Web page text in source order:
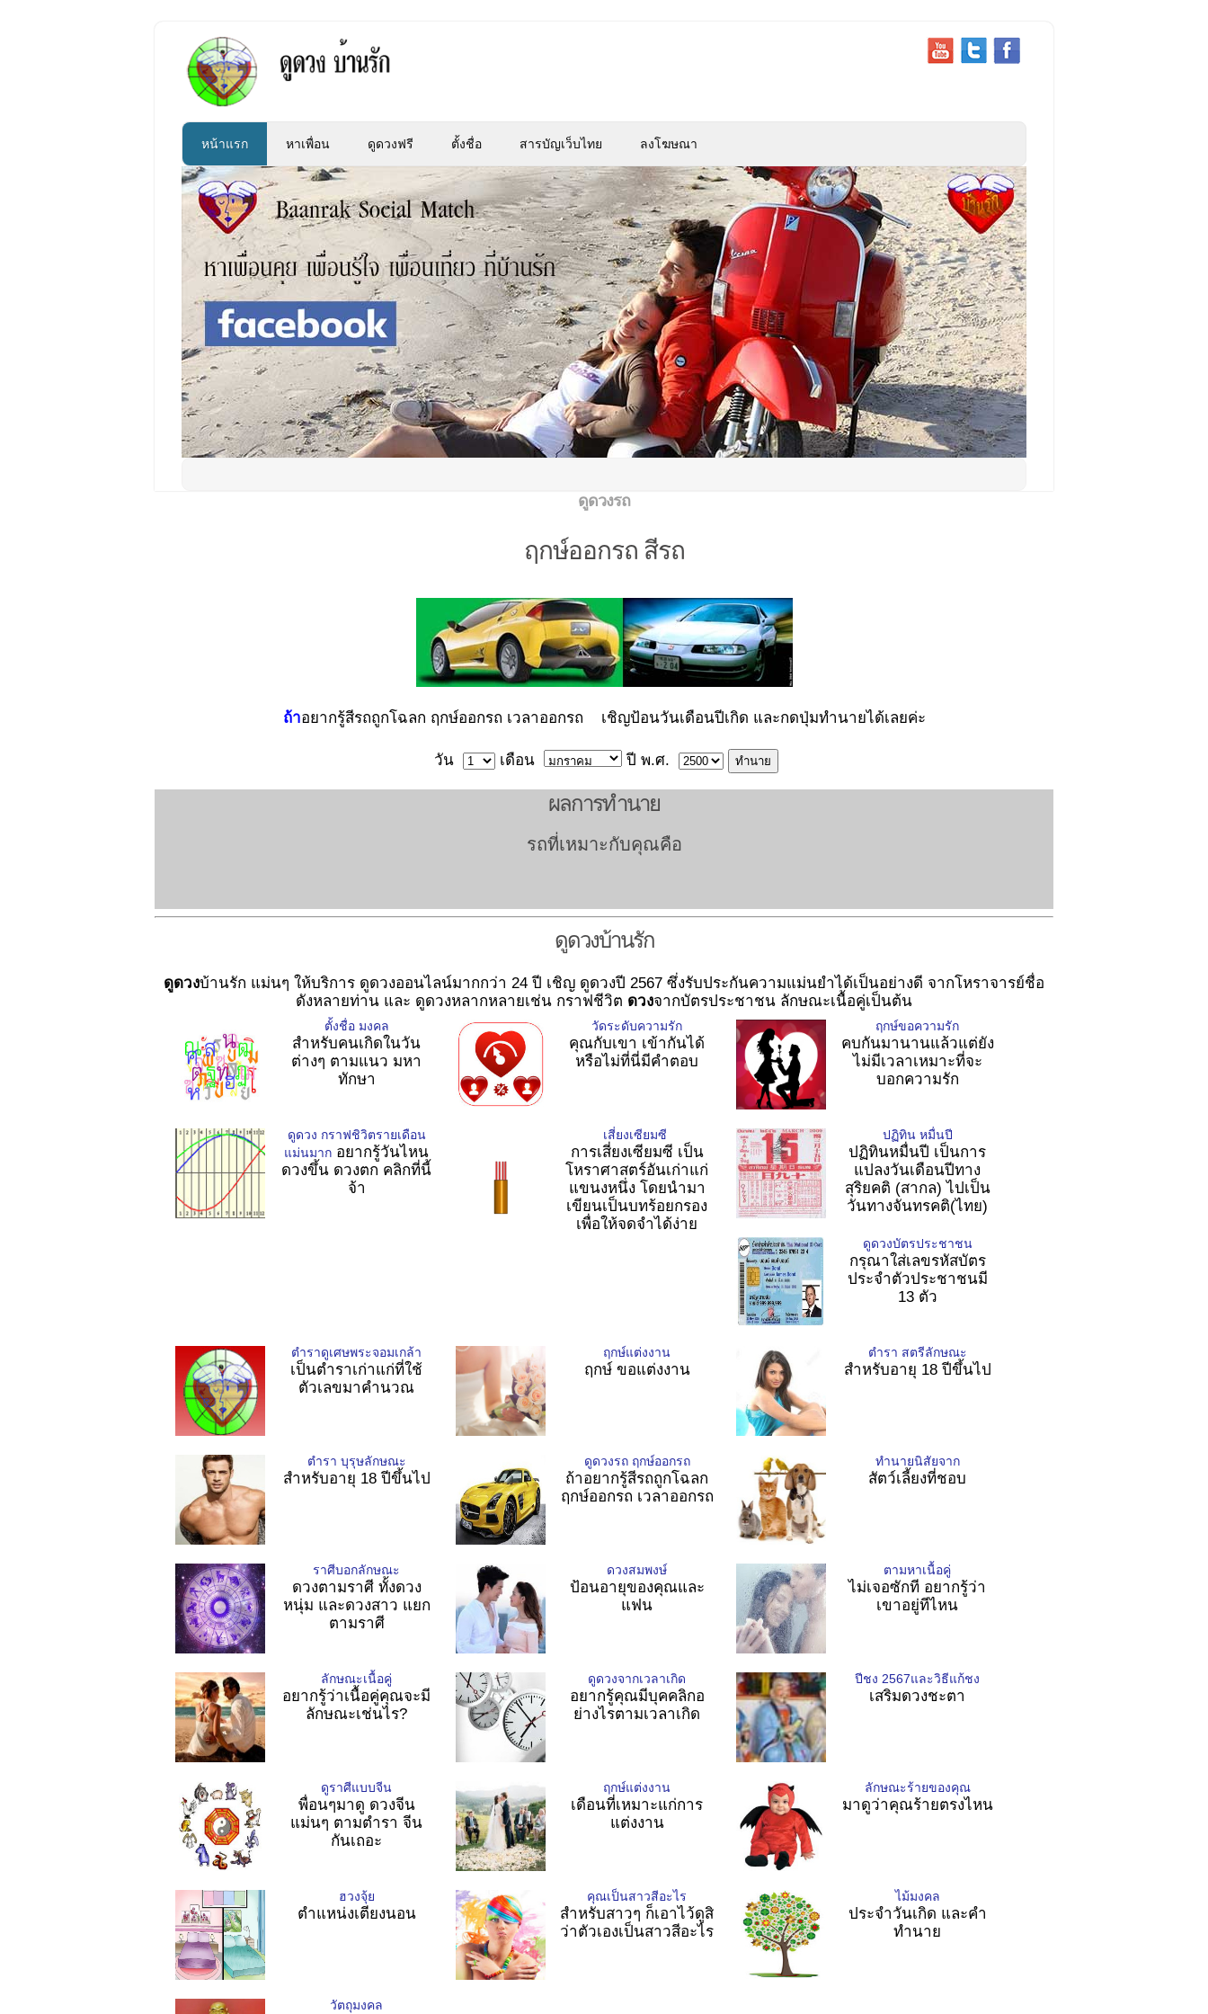
หน้าแรก หาเพื่อน
ดูดวงฟรี
ตั้งชื่อ สารบัญเว็บไทย ลงโฆษณา
ดูดวงรถ
ฤกษ์ออกรถ สีรถ
ถ้าอยากรู้สีรถถูกโฉลก ฤกษ์ออกรถ เวลาออกรถ เชิญป้อนวันเดือนปีเกิด และกดปุ่มทำนายได้เลยค่ะ
วัน เดือน ปี พ.ศ.
ผลการทำนาย
รถที่เหมาะกับคุณคือ
ดูดวงบ้านรัก
ดูดวงบ้านรัก แม่นๆ ให้บริการ ดูดวงออนไลน์มากกว่า 24 ปี เชิญ ดูดวงปี 2567 ซึ่งรับประกันความแม่นยำได้เป็นอย่างดี จากโหราจารย์ชื่อ
ดังหลายท่าน และ ดูดวงหลากหลายเช่น กราฟชีวิต ดวงจากบัตรประชาชน ลักษณะเนื้อคู่เป็นต้น
ตั้งชื่อ มงคล
สำหรับคนเกิดในวัน
ต่างๆ ตามแนว มหา
ทักษา
วัดระดับความรัก
คุณกับเขา เข้ากันได้
หรือไม่ที่นี่มีคำตอบ
ฤกษ์ขอความรัก
คบกันมานานแล้วแต่ยัง
ไม่มีเวลาเหมาะที่จะ
บอกความรัก
ดูดวง กราฟชิวิตรายเดือน
แม่นมาก อยากรู้วันไหน
ดวงขึ้น ดวงตก คลิกที่นี้
จ้า
เสี่ยงเซียมซี
การเสี่ยงเซียมซี เป็น
โหราศาสตร์อันเก่าแก่
แขนงหนึ่ง โดยนำมา
เขียนเป็นบทร้อยกรอง
เพื่อให้จดจำได้ง่าย
ปฏิทิน หมื่นปี
ปฏิทินหมื่นปี เป็นการ
แปลงวันเดือนปีทาง
สุริยคติ (สากล) ไปเป็น
วันทางจันทรคติ(ไทย)
ดูดวงบัตรประชาชน
กรุณาใส่เลขรหัสบัตร
ประจำตัวประชาชนมี
13 ตัว
ตำราดูเศษพระจอมเกล้า
เป็นตำราเก่าแก่ที่ใช้
ตัวเลขมาคำนวณ
ฤกษ์แต่งงาน
ฤกษ์ ขอแต่งงาน
ตำรา สตรีลักษณะ
สำหรับอายุ 18 ปีขึ้นไป
ตำรา บุรุษลักษณะ
สำหรับอายุ 18 ปีขึ้นไป
ดูดวงรถ ฤกษ์ออกรถ
ถ้าอยากรู้สีรถถูกโฉลก
ฤกษ์ออกรถ เวลาออกรถ
ทำนายนิสัยจาก
สัตว์เลี้ยงที่ชอบ
ราศีบอกลักษณะ
ดวงตามราศี ทั้งดวง
หนุ่ม และดวงสาว แยก
ตามราศี
ดวงสมพงษ์
ป้อนอายุของคุณและ
แฟน
ตามหาเนื้อคู่
ไม่เจอซักที อยากรู้ว่า
เขาอยู่ทีไหน
ลักษณะเนื้อคู่
อยากรู้ว่าเนื้อคู่คุณจะมี
ลักษณะเช่นไร?
ดูดวงจากเวลาเกิด
อยากรู้คุณมีบุคคลิกอ
ย่างไรตามเวลาเกิด
ปีชง 2567และวิธีแก้ชง
เสริมดวงชะตา
ดูราศีแบบจีน
พื่อนๆมาดู ดวงจีน
แม่นๆ ตามตำรา จีน
กันเถอะ
ฤกษ์แต่งงาน
เดือนที่เหมาะแก่การ
แต่งงาน
ลักษณะร้ายของคุณ
มาดูว่าคุณร้ายตรงไหน
ฮวงจุ้ย
ตำแหน่งเตียงนอน
คุณเป็นสาวสีอะไร
สำหรับสาวๆ ก็เอาไว้ดูสิ
ว่าตัวเองเป็นสาวสีอะไร
ไม้มงคล
ประจำวันเกิด และคำ
ทำนาย
วัตถุมงคล